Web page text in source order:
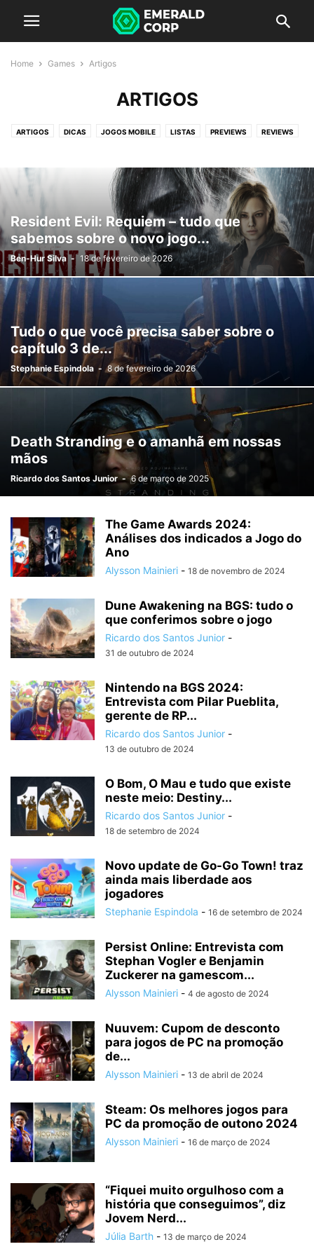
Home Games Artigos
ARTIGOS
ARTIGOS DICAS JOGOS MOBILE LISTAS PREVIEWS REVIEWS
Resident Evil: Requiem – tudo que
sabemos sobre o novo jogo...
Ben-Hur Silva - 18 de fevereiro de 2026
Tudo o que você precisa saber sobre o
capítulo 3 de...
Stephanie Espindola - 8 de fevereiro de 2026
Death Stranding e o amanhã em nossas
mãos
Ricardo dos Santos Junior - 6 de março de 2025
The Game Awards 2024:
Análises dos indicados a Jogo do
Ano
Alysson Mainieri - 18 de novembro de 2024
Dune Awakening na BGS: tudo o
que conferimos sobre o jogo
Ricardo dos Santos Junior -
31 de outubro de 2024
Nintendo na BGS 2024:
Entrevista com Pilar Pueblita,
gerente de RP...
Ricardo dos Santos Junior -
13 de outubro de 2024
O Bom, O Mau e tudo que existe
neste meio: Destiny...
Ricardo dos Santos Junior -
18 de setembro de 2024
Novo update de Go-Go Town! traz
ainda mais liberdade aos
jogadores
Stephanie Espindola - 16 de setembro de 2024
Persist Online: Entrevista com
Stephan Vogler e Benjamin
Zuckerer na gamescom...
Alysson Mainieri - 4 de agosto de 2024
Nuuvem: Cupom de desconto
para jogos de PC na promoção
de...
Alysson Mainieri - 13 de abril de 2024
Steam: Os melhores jogos para
PC da promoção de outono 2024
Alysson Mainieri - 16 de março de 2024
“Fiquei muito orgulhoso com a
história que conseguimos”, diz
Jovem Nerd...
Júlia Barth - 13 de março de 2024